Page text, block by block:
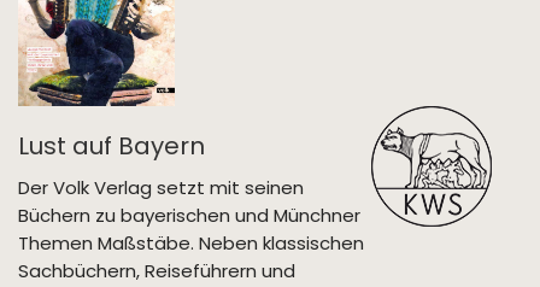
Lust auf Bayern
Der Volk Verlag setzt mit seinen
Büchern zu bayerischen und Münchner
Themen Maßstäbe. Neben klassischen
Sachbüchern, Reiseführern und